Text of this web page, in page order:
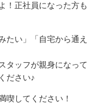
！正社員になった方も
たい」「自宅から通え
タッフが親身になって
ださい♪
喫してください！